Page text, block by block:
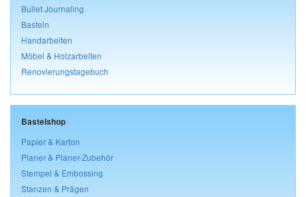
Bullet Journaling
Basteln
Handarbeiten
Möbel & Holzarbeiten
Renovierungstagebuch
Bastelshop
Papier & Karton
Planer & Planer-Zubehör
Stempel & Embossing
Stanzen & Prägen